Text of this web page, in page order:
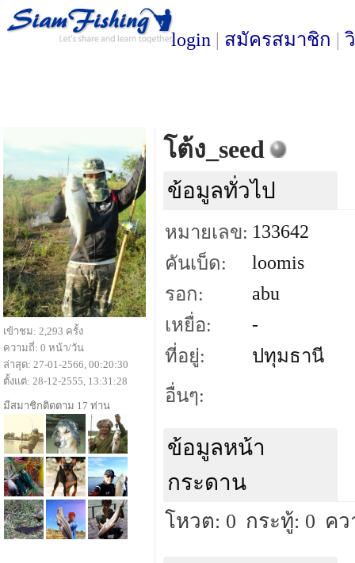
login | สมัครสมาชิก |
โต้ง_seed
ข้อมูลทั่วไป
หมายเลข: 133642
คันเบ็ด:
loomis
รอก:
abu
เหยื่อ:
-
ที่อยู่:
ปทุมธานี
อื่นๆ:
ข้อมูลหน้า
กระดาน
โหวต: 0 กระทู้: 0 คว
เข้าชม: 2,293 ครั้ง
ความถี่: 0 หน้า/วัน
ล่าสุด: 27-01-2566, 00:20:30
ตั้งแต่: 28-12-2555, 13:31:28
มีสมาชิกติดตาม 17 ท่าน